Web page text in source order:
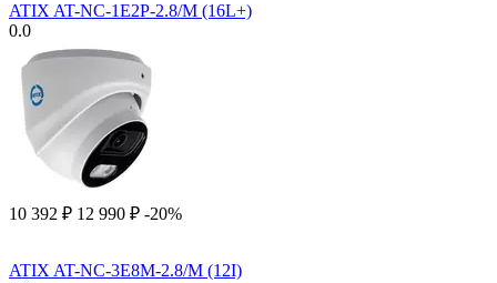
ATIX AT-NC-1E2P-2.8/M (16L+)
0.0
10 392 ₽ 12 990 ₽ -20%
ATIX AT-NC-3E8M-2.8/M (12I)